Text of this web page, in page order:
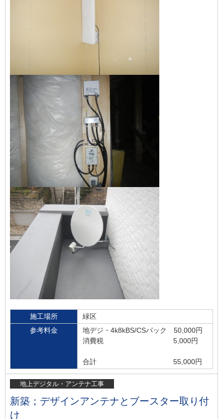
施工場所
緑区
参考料金
地デジ・4k8kBS/CSパック 50,000円
消費税 5,000円
合計 55,000円
地上デジタル・アンテナ工事
新築；デザインアンテナとブースター取り付
け